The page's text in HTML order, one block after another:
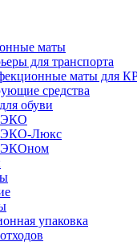
маты
для транспорта
маты для
средства
обуви
ЭКО
ЭКО-Люкс
ЭКОном
упаковка